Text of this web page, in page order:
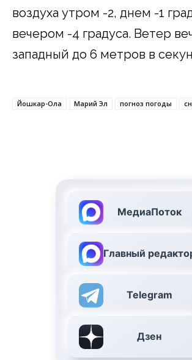
воздуха утром -2, днем -1
вечером -4 градуса. Ветер
западный до 6 метров в
Йошкар-Ола Марий Эл погноз погоды
МедиаПоток
Главный
Telegram
Дзен